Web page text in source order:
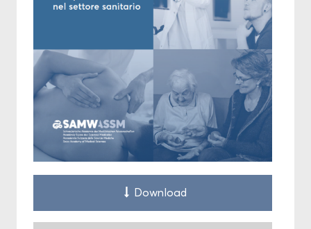
Down­load